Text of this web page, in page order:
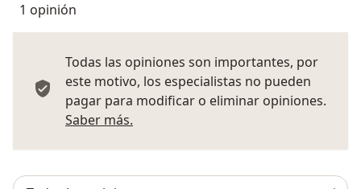
1 opinión
Todas las opiniones son importantes, por
este motivo, los especialistas no pueden
pagar para modificar o eliminar opiniones.
Saber más.